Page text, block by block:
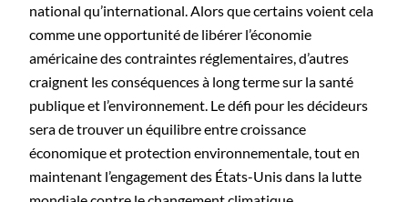
national qu’international. Alors que certains voient cela
comme une opportunité de libérer l’économie
américaine des contraintes réglementaires, d’autres
craignent les conséquences à long terme sur la santé
publique et l’environnement. Le défi pour les décideurs
sera de trouver un équilibre entre croissance
économique et protection environnementale, tout en
maintenant l’engagement des États-Unis dans la lutte